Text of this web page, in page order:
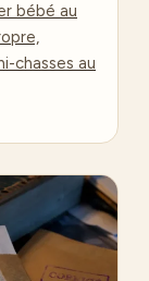
bébé au
chasses au